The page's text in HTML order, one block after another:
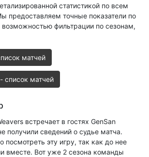
статистикой по всем
предоставляем точные показатели по
фильтрации по сезонам,
матчей
список матчей
встречает в гостях GenSan
получили сведений о судье матча.
посмотреть эту игру, так как до нее
вместе. Вот уже 2 сезона команды